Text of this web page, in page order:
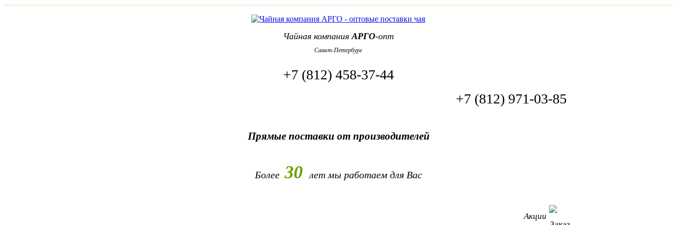
Чайная компанияАРГО-опт
Санкт-Петербург
+7 (812) 458-37-44
+7 (812) 971-03-85
Прямые поставки от производителей
Более30 летмы работаем для Вас
Акции